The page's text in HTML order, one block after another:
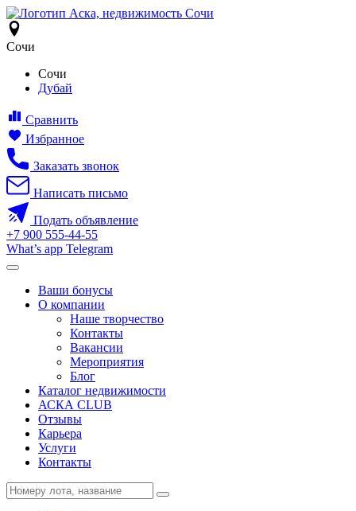
Сочи
Сочи
Дубай
Сравнить
Избранное
Заказать звонок
Написать письмо
Подать объявление
+7 900 555-44-55
What’s app Telegram
Ваши бонусы
О компании
Наше творчество
Контакты
Вакансии
Мероприятия
Блог
Каталог недвижимости
АСКА CLUB
Отзывы
Карьера
Услуги
Контакты